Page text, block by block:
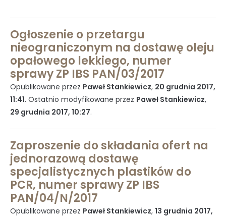
Status prawny
Dyrekcja
Struktura organizacyjna
Rada Naukowa
Szkoła doktorska Bioplanet
Ogłoszenie o przetargu
nieograniczonym na dostawę oleju
opałowego lekkiego, numer
sprawy ZP IBS PAN/03/2017
Opublikowane przez Paweł Stankiewicz, 20 grudnia 2017,
11:41. Ostatnio modyfikowane przez Paweł Stankiewicz,
29 grudnia 2017, 10:27.
Zaproszenie do składania ofert na
jednorazową dostawę
specjalistycznych plastików do
PCR, numer sprawy ZP IBS
PAN/04/N/2017
Opublikowane przez Paweł Stankiewicz, 13 grudnia 2017,